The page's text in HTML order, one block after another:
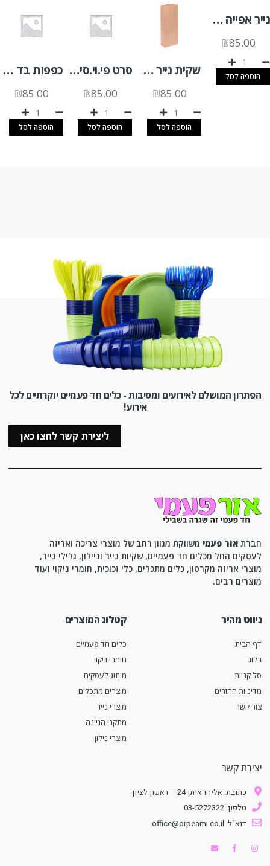
נייר אפייה 60/40 לבן 500 יח'
₪85.00
הוספה לסל שקית נייר חצי בגט חום 2000 יח'
₪85.00
הוספה לסל
סרט פי.וי.סי אדום 12/45 למתקן סוגר שקיות- 12 יח'
₪85.00
הוספה לסל
כפפות בד ארוך לתנור – זוג
₪85.00
הוספה לסל
הפתרון המושלם לאירועים ומסיבות - כלים חד פעמיים יוקרתיים לכל
אירוע!
ליצירת קשר לחצו כאן
חברת אור פעמי משווקת מגוון רחב של מוצרי צריכה ואריזה
לעסקים החל מכלים חד פעמיים, שקיות נייר וניילון, גלילי נייר,
מוצרי אריזה מקרטון, כלים מתכלים, כלי זכוכית, חומרי ניקוי ועוד
מוצרים רבים.
ניווט מהיר
דף הבית
בלוג
סל קניות
מדיניות החזרים
צור קשר
קטלוג המוצרים
כלים חד פעמיים
חומרי ניקוי
מיתוג לעסקים
מוצרים מתכלים
מוצרי נייר
מתקני הגיינה
מוצרי נילון
יצירת קשר
כתובת: אליהו איתן 24 – ראשון לציון
טלפון: 03-5272322
דוא"ל: office@orpeami.co.il